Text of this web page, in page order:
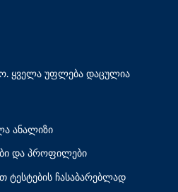
ყველა უფლება დაცულია
ანალიზი
და პროფილები
ჩასაბარებლად